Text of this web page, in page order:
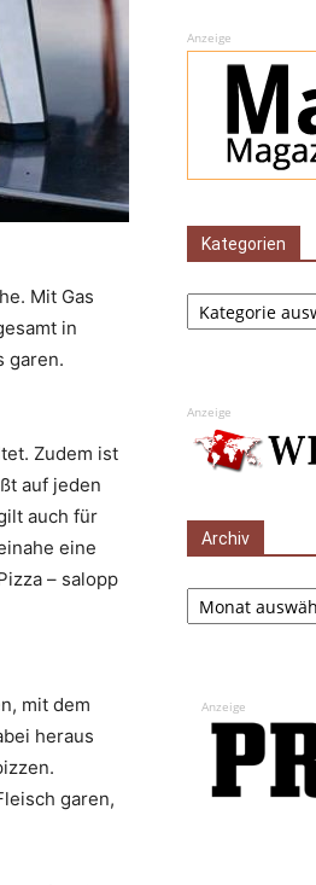
Mit Gas
in
garen.
Zudem ist
auf jeden
auch für
eine
– salopp
mit dem
heraus
garen,
Anzeige
Kategorien
Kategorien
Anzeige
Archiv
Archiv
Anzeige